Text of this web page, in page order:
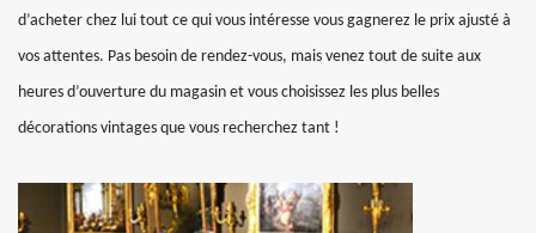
d’acheter chez lui tout ce qui vous intéresse vous gagnerez le prix ajusté à
vos attentes. Pas besoin de rendez-vous, mais venez tout de suite aux
heures d’ouverture du magasin et vous choisissez les plus belles
décorations vintages que vous recherchez tant !